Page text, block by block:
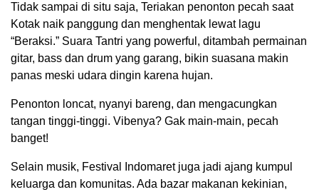
Tidak sampai di situ saja, Teriakan penonton pecah saat
Kotak naik panggung dan menghentak lewat lagu
“Beraksi.” Suara Tantri yang powerful, ditambah permainan
gitar, bass dan drum yang garang, bikin suasana makin
panas meski udara dingin karena hujan.
Penonton loncat, nyanyi bareng, dan mengacungkan
tangan tinggi-tinggi. Vibenya? Gak main-main, pecah
banget!
Selain musik, Festival Indomaret juga jadi ajang kumpul
keluarga dan komunitas. Ada bazar makanan kekinian,